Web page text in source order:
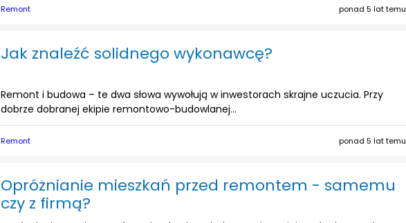
Remont ponad 5 lat temu
Jak znaleźć solidnego wykonawcę?
Remont i budowa – te dwa słowa wywołują w inwestorach skrajne uczucia. Przy
dobrze dobranej ekipie remontowo-budowlanej...
Remont ponad 5 lat temu
Opróżnianie mieszkań przed remontem - samemu
czy z firmą?